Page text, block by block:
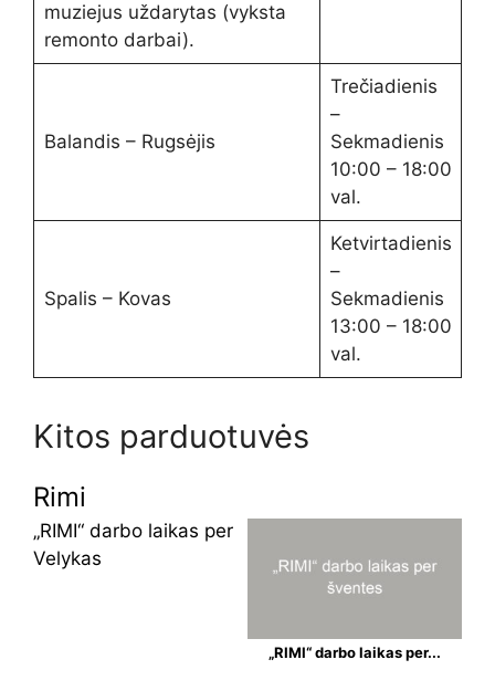
muziejus uždarytas (vyksta
remonto darbai).
Balandis – Rugsėjis
Trečiadienis
–
Sekmadienis
10:00 – 18:00
val.
Spalis – Kovas
Ketvirtadienis
–
Sekmadienis
13:00 – 18:00
val.
Kitos parduotuvės
Rimi
„RIMI“ darbo laikas per
Velykas
„RIMI“ darbo laikas per...